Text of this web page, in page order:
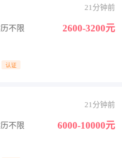
21分钟前
不限 2600-3200元
认证
21分钟前
不限 6000-10000元